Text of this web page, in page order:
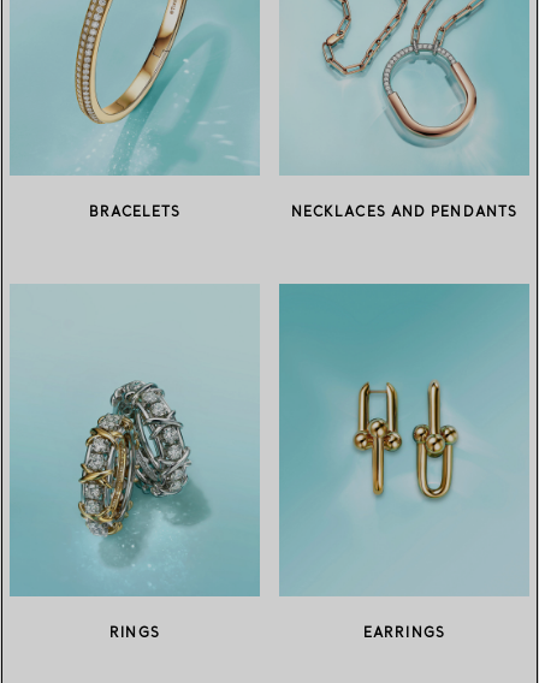
BRACELETS NECKLACES AND PENDANTS
RINGS EARRINGS